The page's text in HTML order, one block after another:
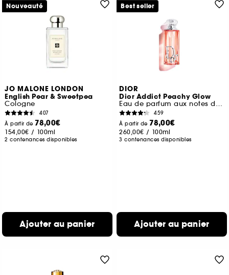
JO MALONE LONDON
English Pear & Sweetpea
Cologne
407
À partir de 78,00€
154,00€ / 100ml
2 contenances disponibles
Ajouter au panier
Nouveauté
DIOR
Dior Addict Peachy Glow
Eau de parfum aux notes de jasmin et de pêche
459
À partir de 78,00€
260,00€ / 100ml
3 contenances disponibles
Ajouter au panier
Best seller